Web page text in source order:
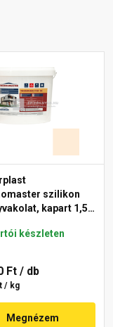
szilikon
kapart 1,5
készleten
Ft / db
/ kg
Megnézem